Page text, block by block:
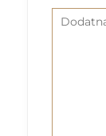
Dodatna